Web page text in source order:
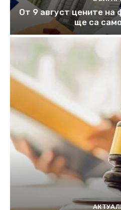
От 9 август цените на
ще са